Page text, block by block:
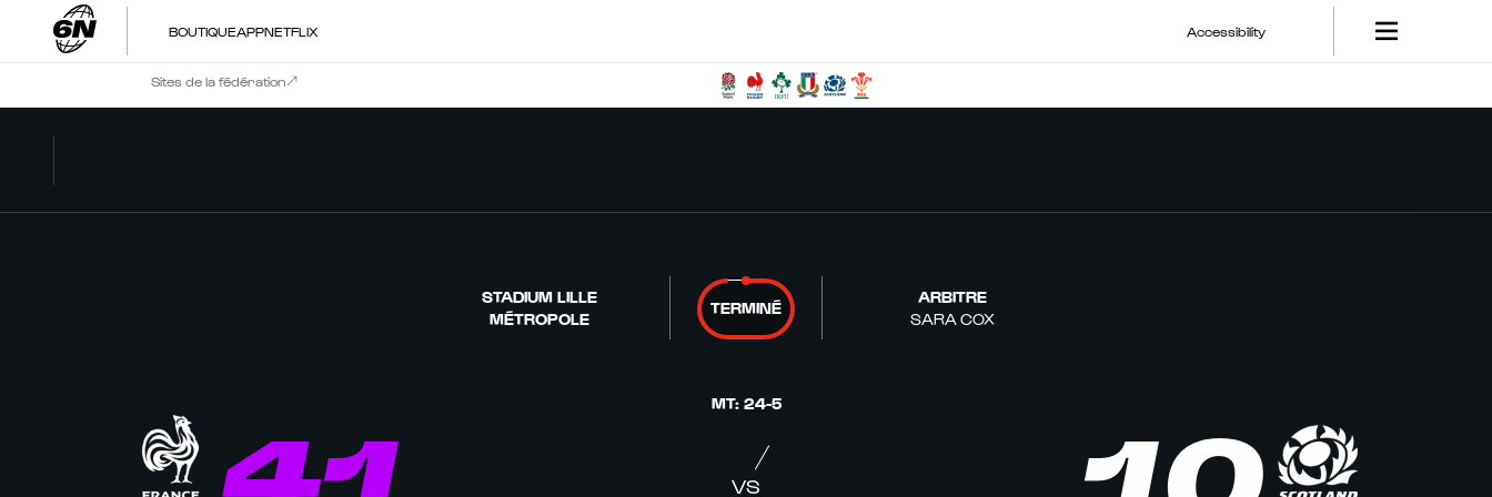
BOUTIQUEAPPNETFLIX Accessibility
Sites de la fédération
STADIUM LILLE
MÉTROPOLE
TERMINÉ
ARBITRE
SARA COX
MT: 24-5
VS